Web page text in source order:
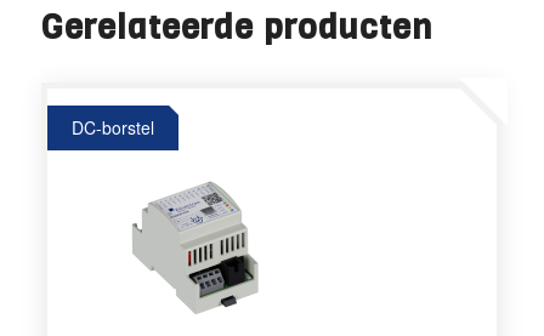
Gerelateerde producten
DC-borstel